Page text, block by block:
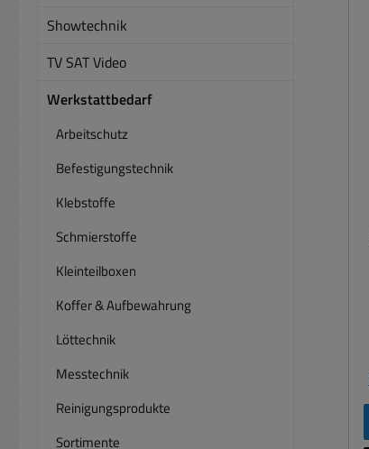
Showtechnik
TV SAT Video
Werkstattbedarf
Arbeitschutz
Befestigungstechnik
Klebstoffe
Schmierstoffe
Kleinteilboxen
Koffer & Aufbewahrung
Löttechnik
Messtechnik
Reinigungsprodukte
Sortimente